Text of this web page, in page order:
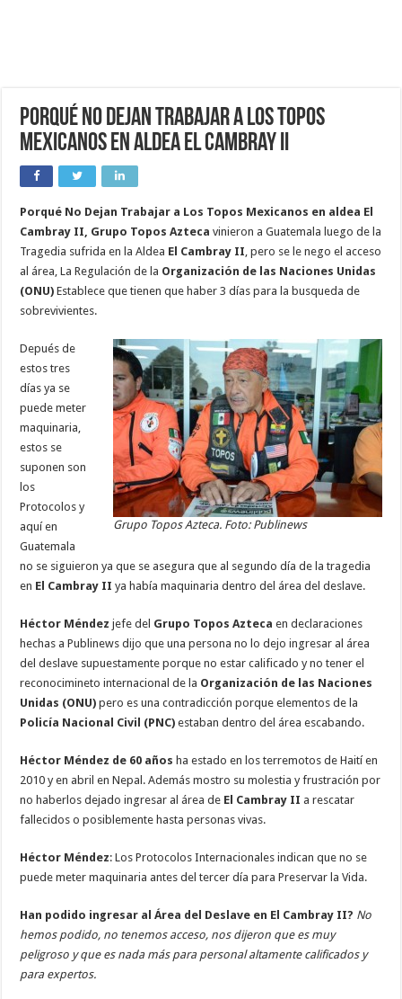
Porqué No Dejan Trabajar a Los Topos
Mexicanos en aldea El Cambray II
Porqué No Dejan Trabajar a Los Topos Mexicanos en aldea El
Cambray II, Grupo Topos Azteca vinieron a Guatemala luego de la
Tragedia sufrida en la Aldea El Cambray II, pero se le nego el acceso
al área, La Regulación de la Organización de las Naciones Unidas
(ONU) Establece que tienen que haber 3 días para la busqueda de
sobrevivientes.
Grupo Topos Azteca. Foto: Publinews
Depués de
estos tres
días ya se
puede meter
maquinaria,
estos se
suponen son
los
Protocolos y
aquí en
Guatemala
no se siguieron ya que se asegura que al segundo día de la tragedia
en El Cambray II ya había maquinaria dentro del área del deslave.
Héctor Méndezjefe del Grupo Topos Azteca en declaraciones
hechas a Publinews dijo que una persona no lo dejo ingresar al área
del deslave supuestamente porque no estar calificado y no tener el
reconocimineto internacional de la Organización de las Naciones
Unidas (ONU) pero es una contradicción porque elementos de la
Policía Nacional Civil (PNC) estaban dentro del área escabando.
Héctor Méndez de 60 años ha estado en los terremotos de Haití en
2010 y en abril en Nepal. Además mostro su molestia y frustración por
no haberlos dejado ingresar al área de El Cambray II a rescatar
fallecidos o posiblemente hasta personas vivas.
Héctor Méndez: Los Protocolos Internacionales indican que no se
puede meter maquinaria antes del tercer día para Preservar la Vida.
Han podido ingresar al Área del Deslave en El Cambray II? No
hemos podido, no tenemos acceso, nos dijeron que es muy
peligroso y que es nada más para personal altamente calificados y
para expertos.